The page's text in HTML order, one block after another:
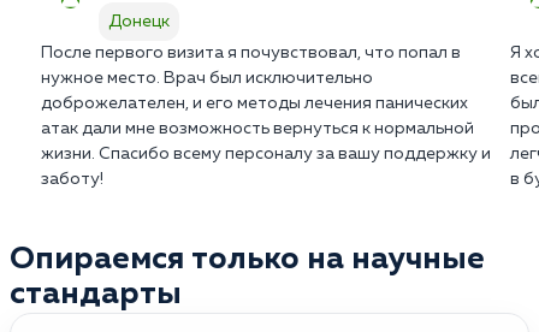
Донецк
После первого визита я почувствовал, что попал в
нужное место. Врач был исключительно
доброжелателен, и его методы лечения панических
атак дали мне возможность вернуться к нормальной
жизни. Спасибо всему персоналу за вашу поддержку и
заботу!
Я
в
Опираемся только на научные
стандарты